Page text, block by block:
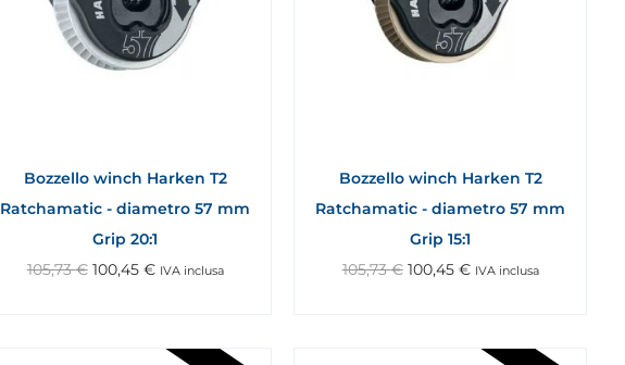
Bozzello winch Harken T2
Ratchamatic - diametro 57 mm
Grip 20:1
105,73€ 100,45 € IVA inclusa
Bozzello winch Harken T2
Ratchamatic - diametro 57 mm
Grip 15:1
105,73€ 100,45 € IVA inclusa